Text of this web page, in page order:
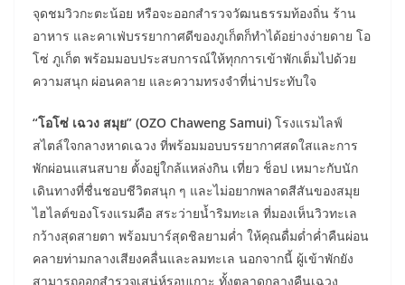
จุดชมวิวกะตะน้อย หรือจะออกสำรวจวัฒนธรรมท้องถิ่น ร้าน
อาหาร และคาเฟ่บรรยากาศดีของภูเก็ตก็ทำได้อย่างง่ายดาย โอ
โซ่ ภูเก็ต พร้อมมอบประสบการณ์ให้ทุกการเข้าพักเต็มไปด้วย
ความสนุก ผ่อนคลาย และความทรงจำที่น่าประทับใจ
“โอโซ่ เฉวง สมุย” (OZO Chaweng Samui) โรงแรมไลฟ์
สไตล์ใจกลางหาดเฉวง ที่พร้อมมอบบรรยากาศสดใสและการ
พักผ่อนแสนสบาย ตั้งอยู่ใกล้แหล่งกิน เที่ยว ช็อป เหมาะกับนัก
เดินทางที่ชื่นชอบชีวิตสนุก ๆ และไม่อยากพลาดสีสันของสมุย
ไฮไลต์ของโรงแรมคือ สระว่ายน้ำริมทะเล ที่มองเห็นวิวทะเล
กว้างสุดสายตา พร้อมบาร์สุดชิลยามค่ำ ให้คุณดื่มด่ำค่ำคืนผ่อน
คลายท่ามกลางเสียงคลื่นและลมทะเล นอกจากนี้ ผู้เข้าพักยัง
สามารถออกสำรวจเสน่ห์รอบเกาะ ทั้งตลาดกลางคืนเฉวง